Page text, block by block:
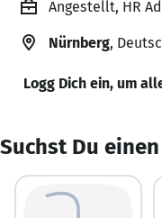
Angestellt, HR
Nürnberg,
Logg Dich ein, um
Suchst Du